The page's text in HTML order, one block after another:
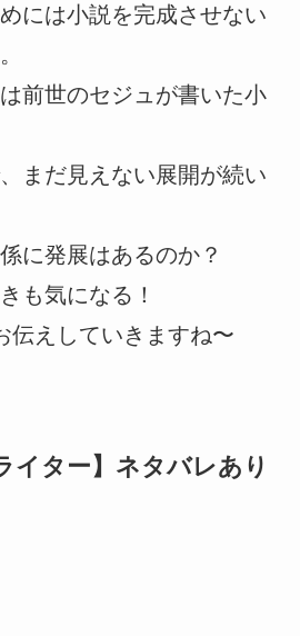
には小説を完成させない
前世のセジュが書いた小
まだ見えない展開が続い
に発展はあるのか？
も気になる！
伝えしていきますね〜
イター】ネタバレあり